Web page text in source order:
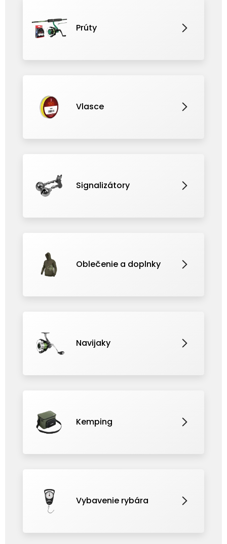
Prúty
Vlasce
Signalizátory
Oblečenie a doplnky
Navijaky
Kemping
Vybavenie rybára